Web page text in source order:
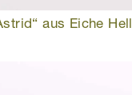
aus Eiche Hell